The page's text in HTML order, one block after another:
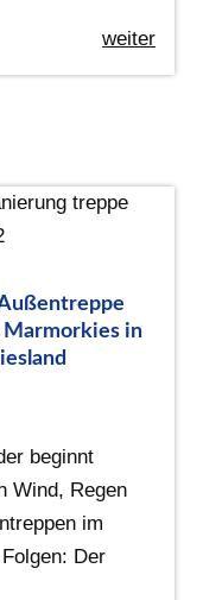
weiter
in
beginnt
Wind, Regen
im
Der